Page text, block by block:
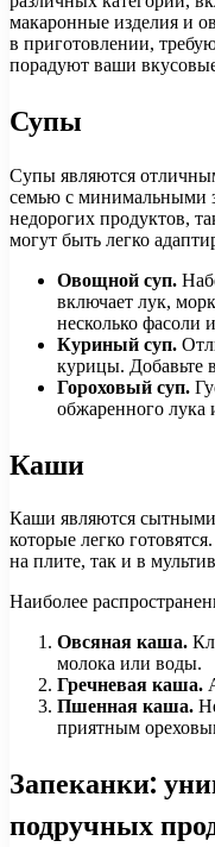
макаронные изделия и
в приготовлении,
порадуют ваши
Супы
Супы являются
семью с минимальными
недорогих продуктов,
могут быть легко
Овощной суп.
включает лук,
несколько фасоли
Куриный суп.
курицы. Добавьте
Гороховый суп.
обжаренного лука
Каши
Каши являются
которые легко
на плите, так и в
Наиболее
Овсяная каша.
молока или воды.
Гречневая каша.
Пшенная каша.
приятным
Запеканки:
подручных